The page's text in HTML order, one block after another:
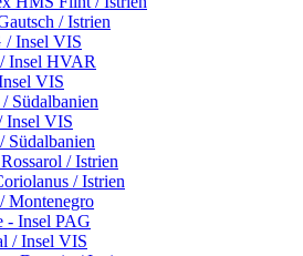
/ Istrien
/ Insel VIS
Insel HVAR
VIS
Südalbanien
Insel VIS
Südalbanien
/ Istrien
/ Istrien
Montenegro
- Insel PAG
/ Insel VIS